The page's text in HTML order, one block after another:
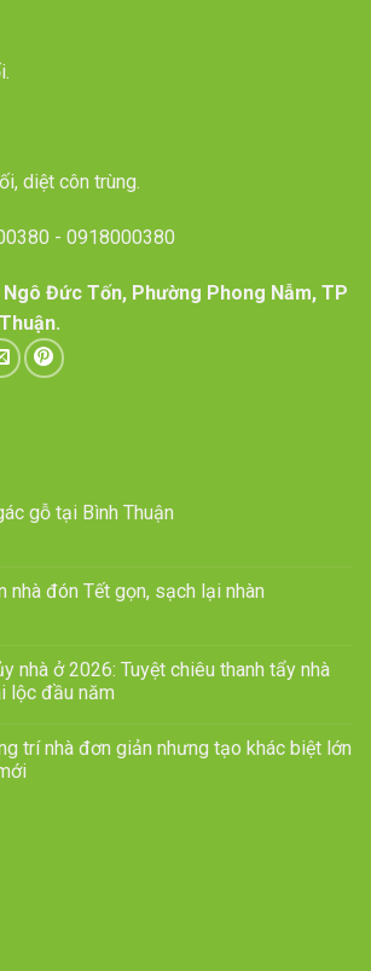
diệt côn trùng.
- 0918000380
Ngô Đức Tốn, Phường Phong Nẫm, TP
gỗ tại Bình Thuận
nhà đón Tết gọn, sạch lại nhàn
nhà ở 2026: Tuyệt chiêu thanh tẩy nhà
lộc đầu năm
trí nhà đơn giản nhưng tạo khác biệt lớn